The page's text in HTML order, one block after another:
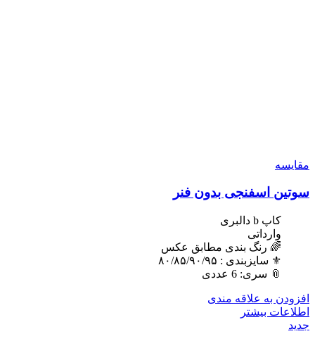
مقایسه
سوتین اسفنجی بدون فنر
کاپ b دالبری
وارداتی
🌈 رنگ بندی مطابق عکس
⚜️ سایزبندی : ٨٠/٨۵/٩٠/٩۵
📎 سری: 6 عددی
افزودن به علاقه مندی
اطلاعات بیشتر
جدید